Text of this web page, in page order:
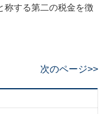
称する第二の税金を徴
次のページ>>